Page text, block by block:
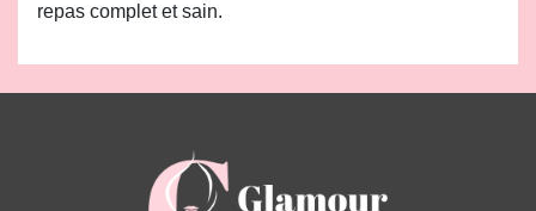
repas complet et sain.